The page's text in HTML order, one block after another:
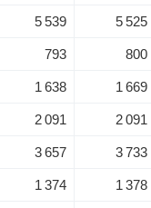
5 539 5 525
793 800
1 638 1 669
2 091 2 091
3 657 3 733
1 374 1 378